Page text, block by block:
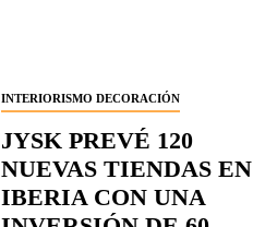
INTERIORISMO DECORACIÓN
JYSK PREVÉ 120
NUEVAS TIENDAS EN
IBERIA CON UNA